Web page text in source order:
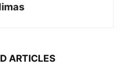
ARTICLES